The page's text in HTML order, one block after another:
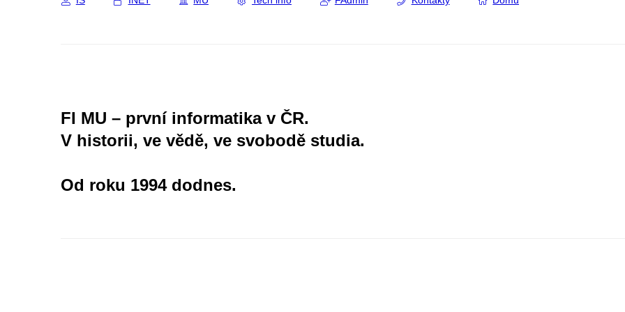
FI MU – první informatika v ČR.
V historii, ve vědě, ve svobodě studia.
Od roku 1994 dodnes.